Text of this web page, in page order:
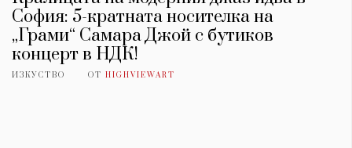
София: 5-кратната носителка на
„Грами“ Самара Джой с бутиков
концерт в НДК!
ИЗКУСТВО ОТ HIGHVIEWART